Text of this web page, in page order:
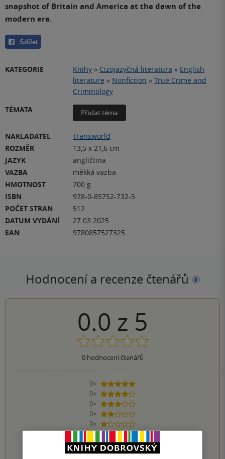
snapshot of Britain and America at the dawn of the
modern era.
Sdílet
KATEGORIE Knihy » Cizojazyčná literatura » English
literature » Nonfiction » True Crime and
Criminology
TÉMATA
Přidat téma
NAKLADATEL
Transworld
ROZMĚR
13,5 x 21,6 cm
JAZYK
angličtina
VAZBA
měkká vazba
HMOTNOST
700 g
ISBN
978-0-85752-732-5
POČET STRAN
512
DATUM VYDÁNÍ
27.03.2025
EAN
9780857527325
Hodnocení a recenze čtenářů
0.0 z 5
0hodnocení čtenářů
0×
5 hvězdiček
0×
4 hvězdičky
0×
3 hvězdičky
0×
2 hvězdičky
0×
1 hvezdička
PŘIDEJTE SVÉ HODNOCENÍ KNIHY